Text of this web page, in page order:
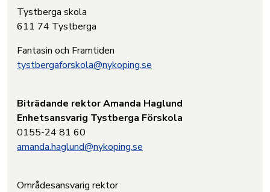
Tystberga skola
611 74 Tystberga
Fantasin och Framtiden
tystbergaforskola@nykoping.se
Biträdande rektor Amanda Haglund
Enhetsansvarig Tystberga Förskola
0155-24 81 60
amanda.haglund@nykoping.se
Områdesansvarig rektor